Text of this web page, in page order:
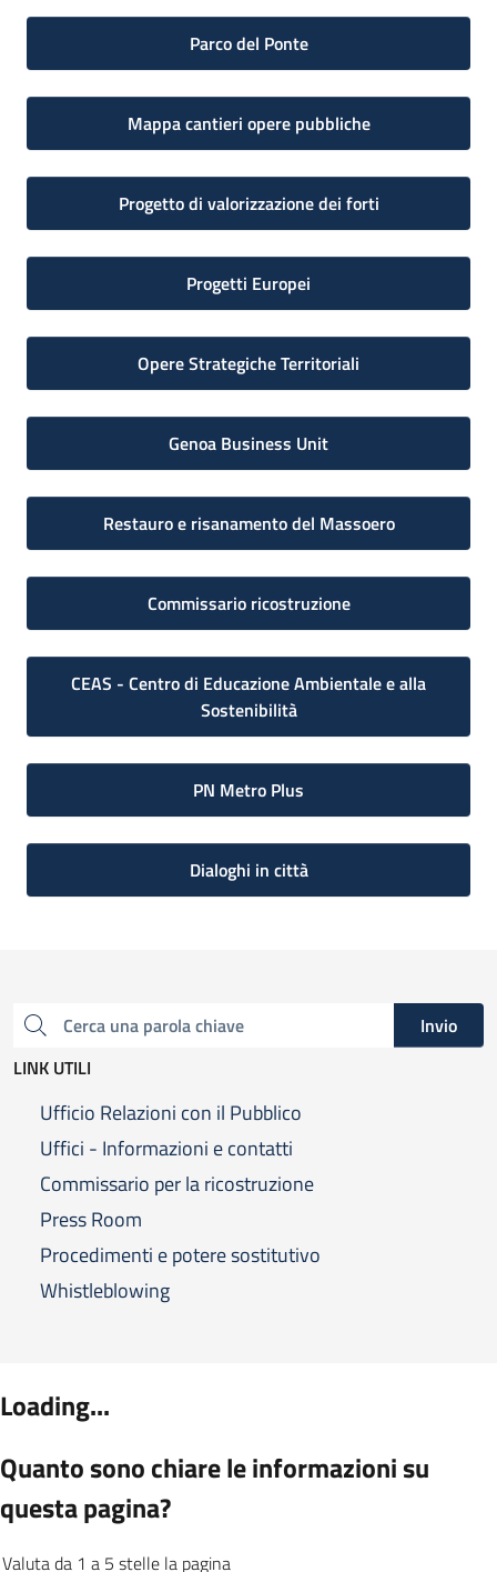
Parco del Ponte
Mappa cantieri opere pubbliche
Progetto di valorizzazione dei forti
Progetti Europei
Opere Strategiche Territoriali
Genoa Business Unit
Restauro e risanamento del Massoero
Commissario ricostruzione
CEAS - Centro di Educazione Ambientale e alla
Sostenibilità
PN Metro Plus
Dialoghi in città
Cerca una parola chiave
Invio
LINK UTILI
Ufficio Relazioni con il Pubblico
Uffici - Informazioni e contatti
Commissario per la ricostruzione
Press Room
Procedimenti e potere sostitutivo
Whistleblowing